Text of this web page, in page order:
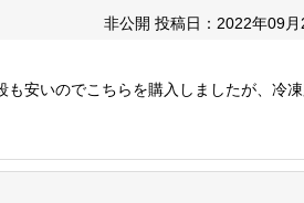
非公開 投稿日：2022年09月
安いのでこちらを購入しましたが、冷